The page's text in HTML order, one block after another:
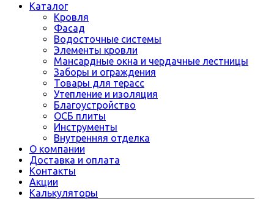
Каталог
Кровля
Фасад
Водосточные системы
Элементы кровли
Мансардные окна и чердачные лестницы
Заборы и ограждения
Товары для терасс
Утепление и изоляция
Благоустройство
ОСБ плиты
Инструменты
Внутренняя отделка
О компании
Доставка и оплата
Контакты
Акции
Калькуляторы